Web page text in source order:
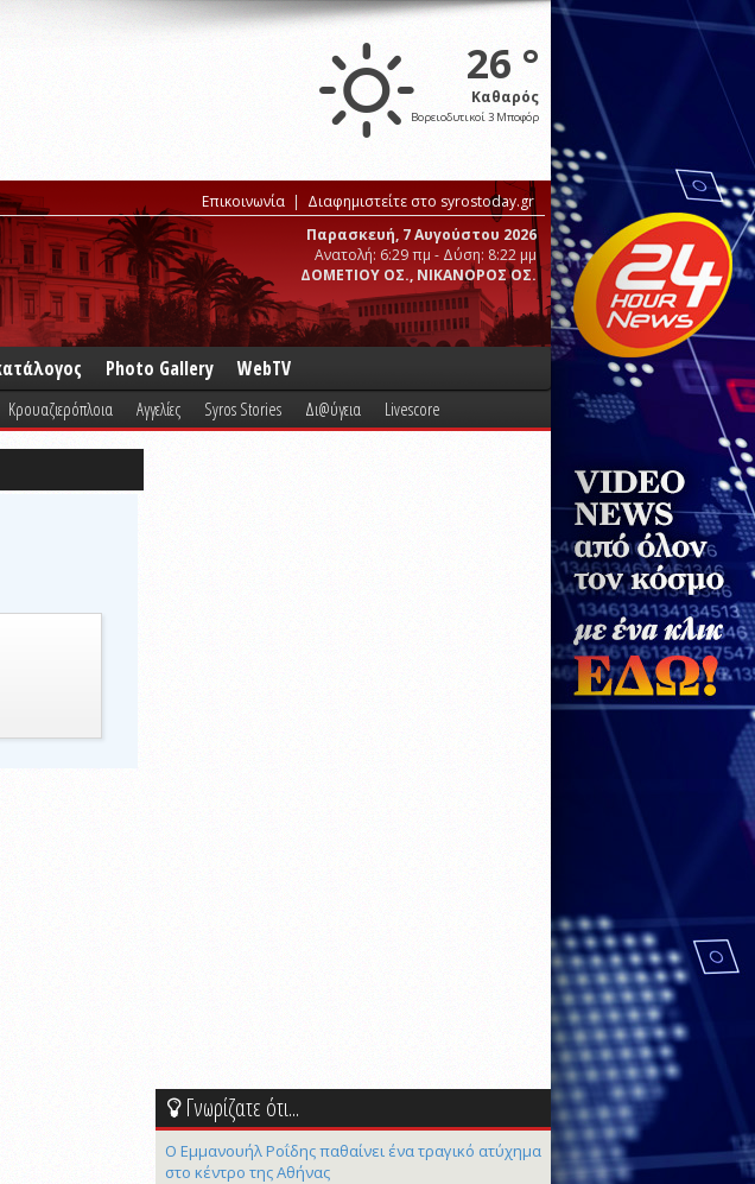
26 °
Καθαρός
Βορειοδυτικοί 3 Μποφόρ
Επικοινωνία
Διαφημιστείτε στο syrostoday.gr
Παρασκευή, 7 Αυγούστου 2026
Ανατολή: 6:29 πμ - Δύση: 8:22 μμ
ΔΟΜΕΤΙΟΥ ΟΣ., ΝΙΚΑΝΟΡΟΣ ΟΣ.
Photo Gallery WebTV
Κρουαζιερόπλοια Αγγελίες Syros Stories Δι@ύγεια Livescore
Γνωρίζατε ότι...
Ο Εμμανουήλ Ροΐδης παθαίνει ένα τραγικό ατύχημα
στο κέντρο της Αθήνας